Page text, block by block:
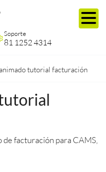
Soporte
81 1252 4314
tutorial facturación
facturación para CAMS,